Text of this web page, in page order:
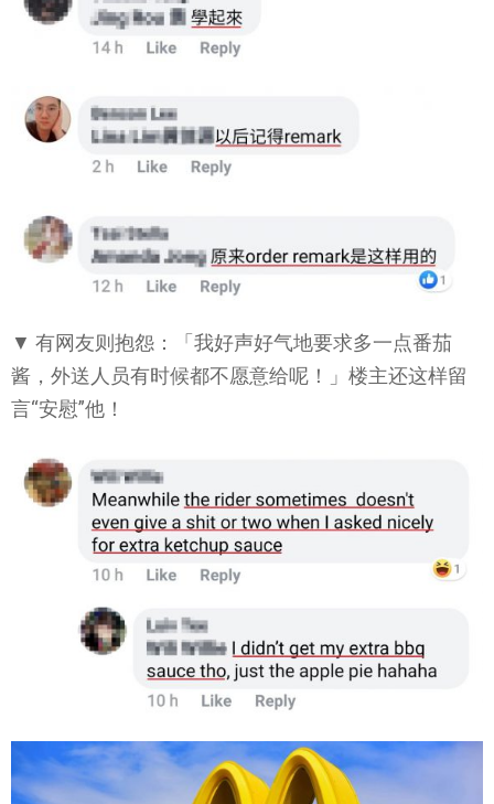
▼ 有网友则抱怨：「我好声好气地要求多一点番茄
酱，外送人员有时候都不愿意给呢！」楼主还这样留
言“安慰”他！